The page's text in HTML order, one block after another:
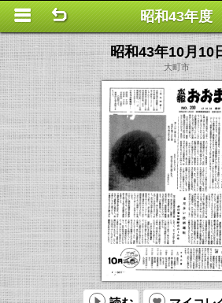
This is a completely basic popup,
昭和43年度
昭和43年10月10
大町市